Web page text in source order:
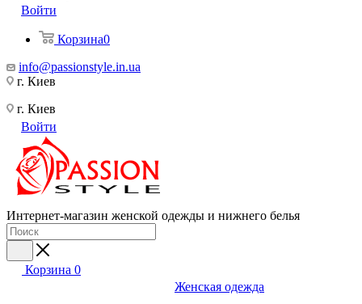
Войти
Корзина0
info@passionstyle.in.ua
г. Киев
г. Киев
Войти
Интернет-магазин женской одежды и нижнего белья
Корзина 0
Женская одежда